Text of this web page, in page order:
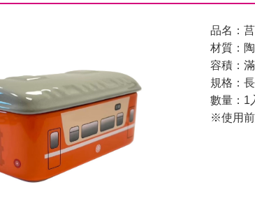
品名：
材質：
容積：
規格：
數量：1
※使用前